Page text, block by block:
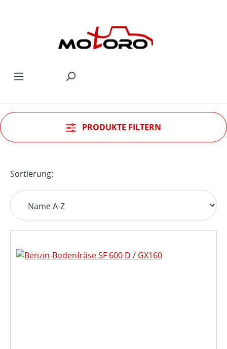
PRODUKTE FILTERN
Sortierung: